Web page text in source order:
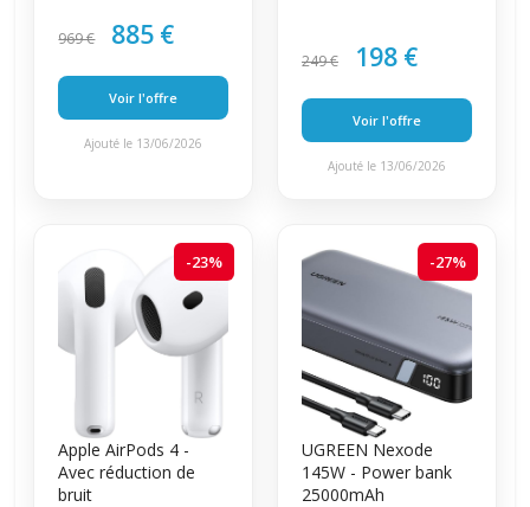
969 € 885 €
Voir l'offre
Ajouté le 13/06/2026
249 € 198 €
Voir l'offre
Ajouté le 13/06/2026
-23%
Apple AirPods 4 -
Avec réduction de
bruit
-27%
UGREEN Nexode
145W - Power bank
25000mAh